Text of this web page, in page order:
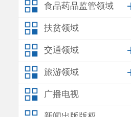
食品药品监管领域
扶贫领域
交通领域
旅游领域
广播电视